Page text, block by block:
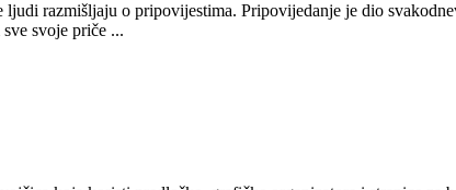
razmišljaju o pripovijestima. Pripovijedanje je dio
svoje priče ...